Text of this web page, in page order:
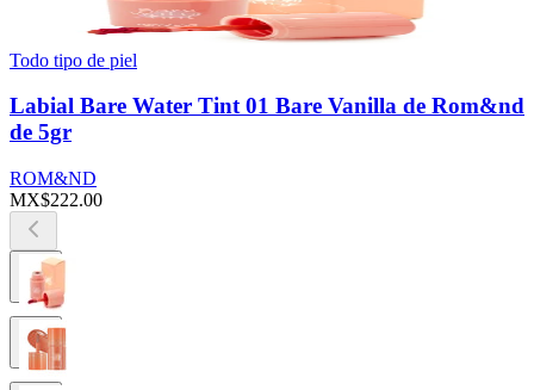
Todo tipo de piel
Labial Bare Water Tint 01 Bare Vanilla de Rom&nd
de 5gr
ROM&ND
MX$222.00